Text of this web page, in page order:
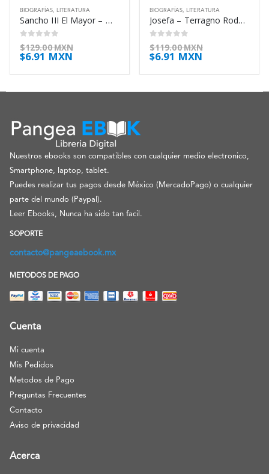
BIOGRAFÍAS, LITERATURA
Sancho III El Mayor – Martinez Diez Gonzalo
0out of 5
$129.00 MXN
$6.91 MXN
BIOGRAFÍAS, LITERATURA
Josefa – Terragno Rodolfo
0out of 5
$119.00 MXN
$6.91 MXN
Nuestros ebooks son compatibles con cualquier medio electronico,
Smartphone, laptop, tablet.
Puedes realizar tus pagos desde México (MercadoPago) o cualquier
parte del mundo (Paypal).
Leer Ebooks, Nunca ha sido tan facil.
SOPORTE
contacto@pangeaebook.mx
METODOS DE PAGO
Cuenta
Mi cuenta
Mis Pedidos
Metodos de Pago
Preguntas Frecuentes
Contacto
Aviso de privacidad
Acerca